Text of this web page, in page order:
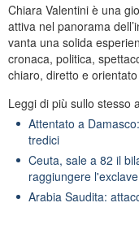
Chiara Valentini è una
attiva nel panorama
vanta una solida
cronaca, politica,
chiaro, diretto e
Leggi di più sullo stesso
Attentato a
tredici
Ceuta, sale a 82 il
raggiungere l'exclave
Arabia Saudita: